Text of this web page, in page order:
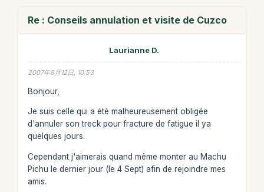
Re : Conseils annulation et visite de Cuzco
Laurianne D.
2007年8月12日, 10:53
Bonjour,
Je suis celle qui a été malheureusement obligée
d'annuler son treck pour fracture de fatigue il ya
quelques jours.
Cependant j'aimerais quand même monter au Machu
Pichu le dernier jour (le 4 Sept) afin de rejoindre mes
amis.